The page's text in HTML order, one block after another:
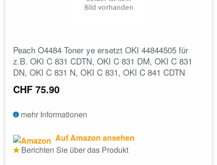
Peach O4484 Toner ye ersetzt OKI 44844505 für
z.B. OKI C 831 CDTN, OKI C 831 DM, OKI C 831
DN, OKI C 831 N, OKI C 831, OKI C 841 CDTN
CHF 75.90
mehr Informationen
Auf Amazon ansehen
Berichten Sie über das Produkt